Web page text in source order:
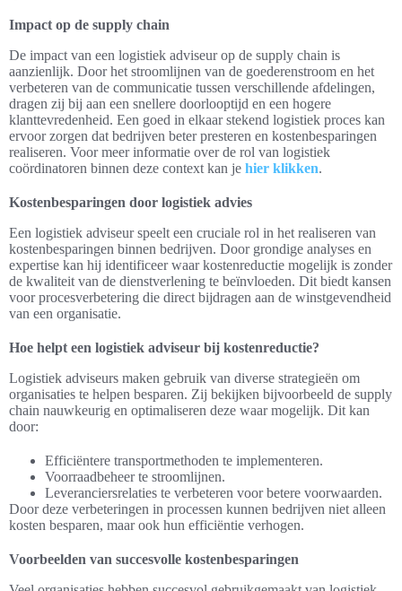
Impact op de supply chain
De impact van een logistiek adviseur op de supply chain is
aanzienlijk. Door het stroomlijnen van de goederenstroom en het
verbeteren van de communicatie tussen verschillende afdelingen,
dragen zij bij aan een snellere doorlooptijd en een hogere
klanttevredenheid. Een goed in elkaar stekend logistiek proces kan
ervoor zorgen dat bedrijven beter presteren en kostenbesparingen
realiseren. Voor meer informatie over de rol van logistiek
coördinatoren binnen deze context kan je hier klikken.
Kostenbesparingen door logistiek advies
Een logistiek adviseur speelt een cruciale rol in het realiseren van
kostenbesparingen binnen bedrijven. Door grondige analyses en
expertise kan hij identificeer waar kostenreductie mogelijk is zonder
de kwaliteit van de dienstverlening te beïnvloeden. Dit biedt kansen
voor procesverbetering die direct bijdragen aan de winstgevendheid
van een organisatie.
Hoe helpt een logistiek adviseur bij kostenreductie?
Logistiek adviseurs maken gebruik van diverse strategieën om
organisaties te helpen besparen. Zij bekijken bijvoorbeeld de supply
chain nauwkeurig en optimaliseren deze waar mogelijk. Dit kan
door:
Efficiëntere transportmethoden te implementeren.
Voorraadbeheer te stroomlijnen.
Leveranciersrelaties te verbeteren voor betere voorwaarden.
Door deze verbeteringen in processen kunnen bedrijven niet alleen
kosten besparen, maar ook hun efficiëntie verhogen.
Voorbeelden van succesvolle kostenbesparingen